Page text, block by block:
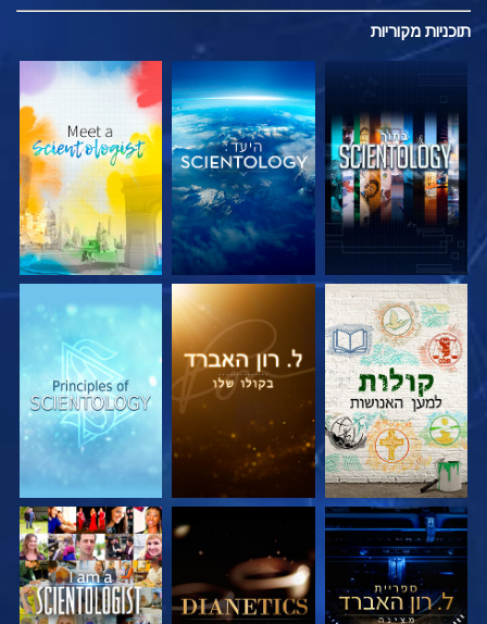
תוכניות מקוריות
בדוק את הסדרה בדוק את הסדרה בדוק את הסדרה
בדוק את הסדרה בדוק את הסדרה צפה